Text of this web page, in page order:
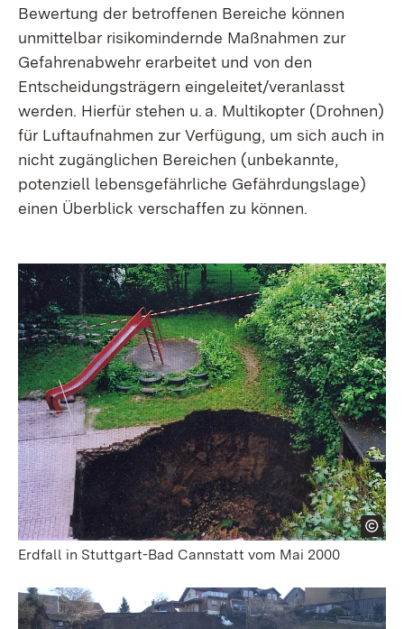
Bewertung der betroffenen Bereiche können
unmittelbar risikomindernde Maßnahmen zur
Gefahrenabwehr erarbeitet und von den
Entscheidungsträgern eingeleitet/veranlasst
werden. Hierfür stehen u. a. Multikopter (Drohnen)
für Luftaufnahmen zur Verfügung, um sich auch in
nicht zugänglichen Bereichen (unbekannte,
potenziell lebensgefährliche Gefährdungslage)
einen Überblick verschaffen zu können.
Erdfall in Stuttgart-Bad Cannstatt vom Mai 2000